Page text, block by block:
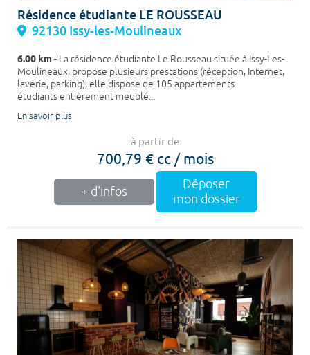
Résidence étudiante LE ROUSSEAU
92130 Issy-les-Moulineaux
6.00 km- La résidence étudiante Le Rousseau située à Issy-Les-
Moulineaux, propose plusieurs prestations (réception, Internet,
laverie, parking), elle dispose de 105 appartements
étudiants entièrement meublé...
En savoir plus
à partir de
700,79 € cc / mois
+ d'infos
Déposer
mon dossier